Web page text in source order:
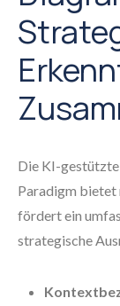
Die KI-
Paradigm bietet
fördert ein
strategische